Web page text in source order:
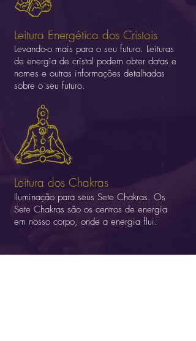
Leitura Energética dos Cristais
Levando-o mais para o seu futuro. Leituras
de energia de cristal podem obter datas e
nomes e outras informações detalhadas
sobre o seu futuro.
Leitura dos Chakras
Iluminação para seus Sete Chakras. Os
Sete Chakras são os centros de energia
em nosso corpo, onde a energia flui.